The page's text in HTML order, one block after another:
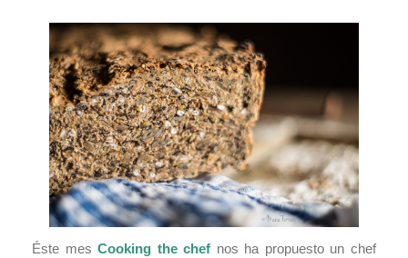
Éste mesCooking the chef nos ha propuesto un chef